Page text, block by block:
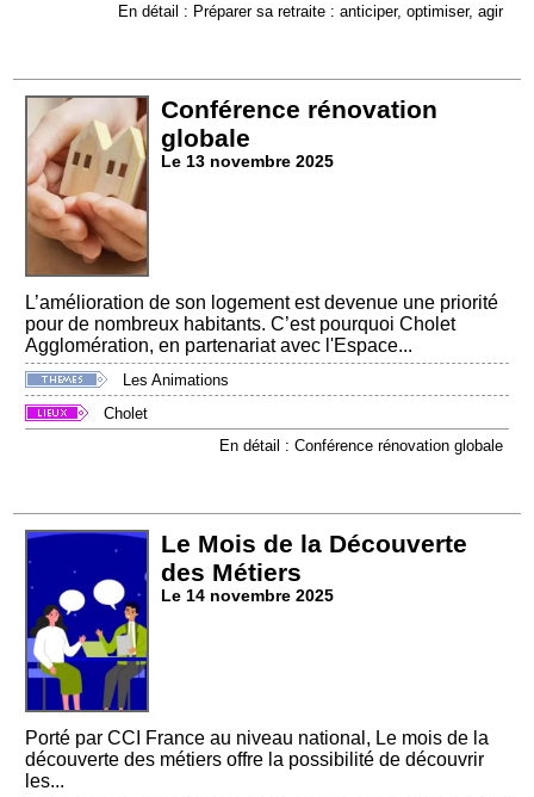
En détail : Préparer sa retraite : anticiper, optimiser, agir
Conférence rénovation
globale
Le 13 novembre 2025
L’amélioration de son logement est devenue une priorité
pour de nombreux habitants. C’est pourquoi Cholet
Agglomération, en partenariat avec l'Espace...
Les Animations
Cholet
En détail : Conférence rénovation globale
Le Mois de la Découverte
des Métiers
Le 14 novembre 2025
Porté par CCI France au niveau national, Le mois de la
découverte des métiers offre la possibilité de découvrir
les...